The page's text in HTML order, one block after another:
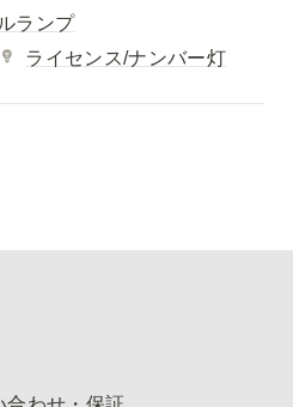
ルランプ
ライセンス/ナンバー灯